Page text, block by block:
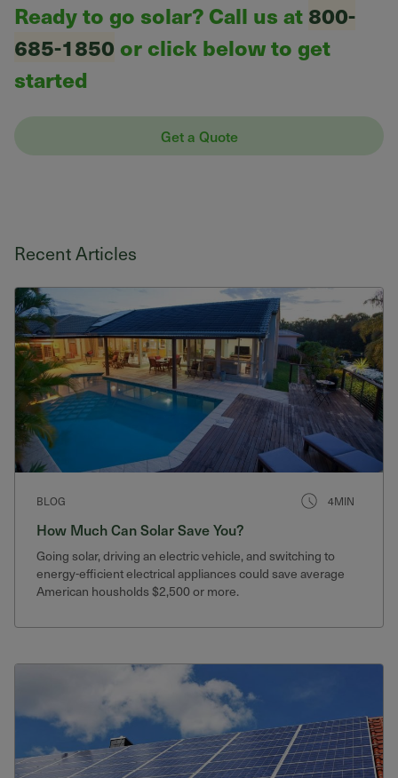
Ready to go solar? Call us at 800-
685-1850 or click below to get
started
Get a Quote
Recent Articles
BLOG 4MIN
How Much Can Solar Save You?
Going solar, driving an electric vehicle, and switching to
energy-efficient electrical appliances could save average
American housholds $2,500 or more.